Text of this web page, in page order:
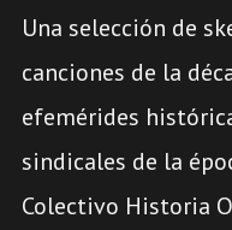
Una selección de
canciones de la
efemérides
sindicales de la
Colectivo Historia